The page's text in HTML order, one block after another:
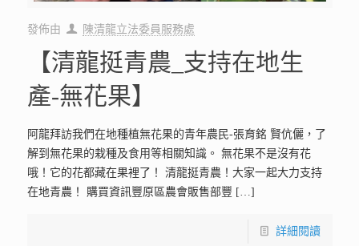
發佈由 陳清龍立法委員服務處
【清龍挺青農_支持在地生
產-無花果】
阿龍拜訪我們在地種植無花果的青年農民-張育銘 賢伉儷，了
解到無花果的栽種及食用等相關知識。 無花果不是沒有花
哦！它的花都藏在果裡了！ 清龍挺青農！大家一起大力支持
在地青農！ 購買資訊豐原區農會販售部豐 […]
詳細閱讀